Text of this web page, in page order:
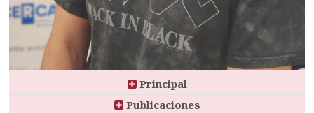
Principal
Publicaciones